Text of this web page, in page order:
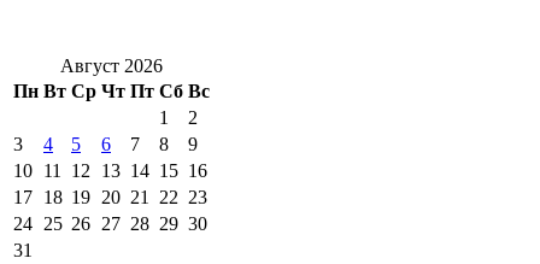
Август 2026
Пн Вт Ср Чт Пт Сб Вс
1
2
3
4 5 6 7 8
9
10 11 12 13 14 15 16
17 18 19 20 21 22 23
24 25 26 27 28 29 30
31